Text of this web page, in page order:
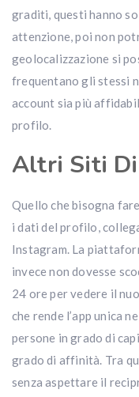
graditi, questi hanno
attenzione, poi non
geolocalizzazione si
frequentano gli stessi
account sia più
profilo.
Altri Siti
Quello che bisogna
i dati del profilo,
Instagram. La
invece non dovesse
24 ore per vedere il
che rende l’app unica
persone in grado di
grado di affinità. Tra
senza aspettare il